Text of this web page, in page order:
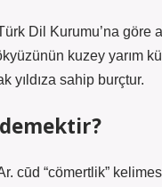
Dil Kurumu’na göre
kuzey yarım
yıldıza sahip burçtur.